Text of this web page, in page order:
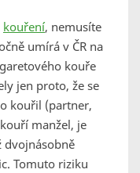
kouření, nemusíte
umírá v ČR na
kouře
jen proto, že se
kouřil (partner,
manžel, je
dvojnásobně
Tomuto riziku